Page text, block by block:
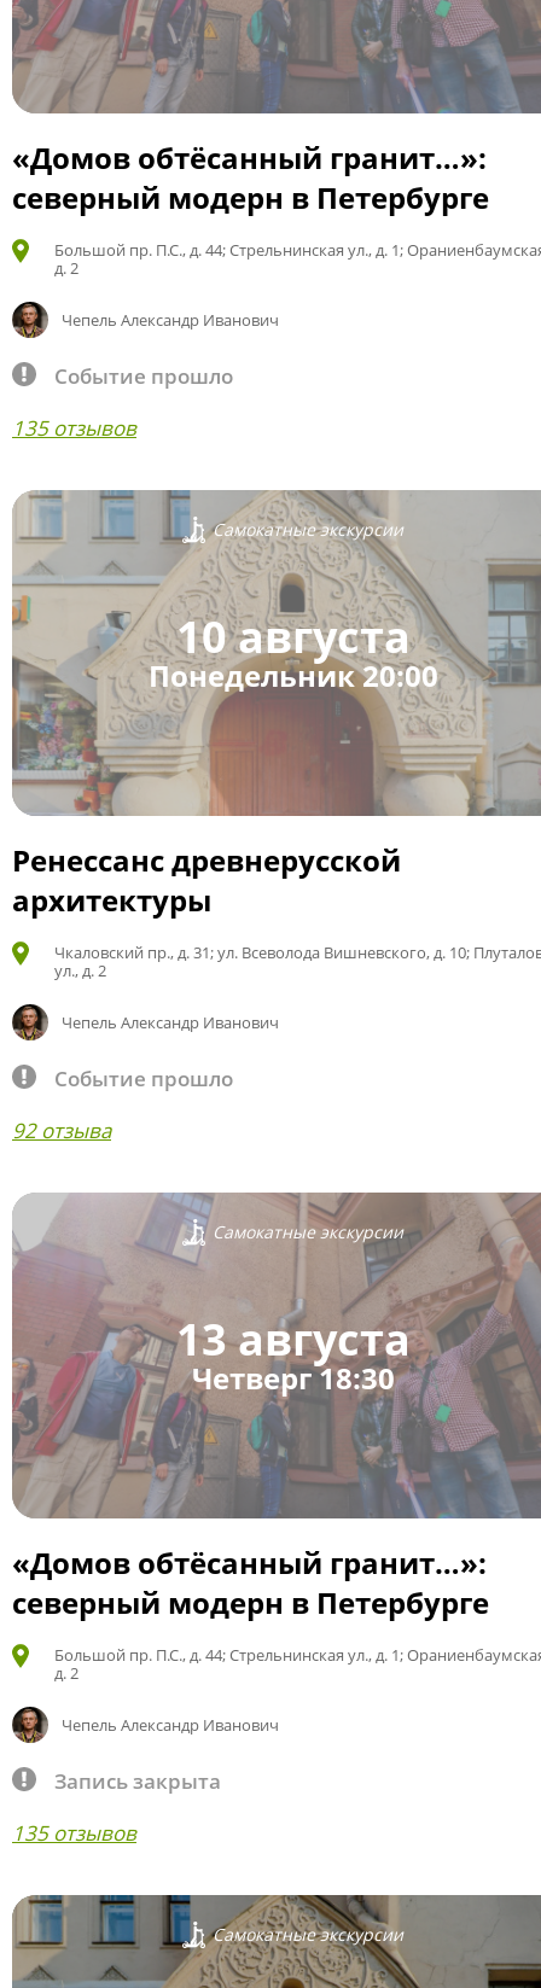
«Домов обтёсанный гранит…»:
северный модерн в Петербурге
Большой пр. П.С., д. 44; Стрельнинская ул., д. 1;
д. 2
Чепель Александр Иванович
Событие прошло
135 отзывов
Самокатные экскурсии
10 августа
Понедельник 20:00
Ренессанс древнерусской
архитектуры
Чкаловский пр., д. 31; ул. Всеволода Вишневского, д. 10;
ул., д. 2
Чепель Александр Иванович
Событие прошло
92 отзыва
Самокатные экскурсии
13 августа
Четверг 18:30
«Домов обтёсанный гранит…»:
северный модерн в Петербурге
Большой пр. П.С., д. 44; Стрельнинская ул., д. 1;
д. 2
Чепель Александр Иванович
Запись закрыта
135 отзывов
Самокатные экскурсии